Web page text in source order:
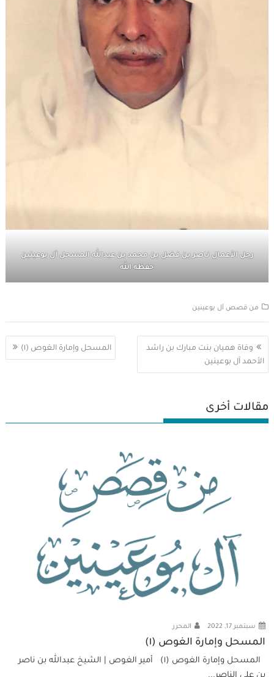
رجل الأعمال ناصر بن فضل بن محمد بن عبدالله المسحل آل بوعينين
حفظه الله
من قصص آل بوعينين
تصفّح
المقالات
وفاة هميان بنت مبارك بن راشد
الأحمد آل بوعينين
المسحل وإمارة الغوص (١)
مقالات أخرى
سبتمبر 17, 2022 المحرر
المسحل وإمارة الغوص (١)
المسحل وإمارة الغوص (١) أمير الغوص | الشيخ عبدالله بن ناصر